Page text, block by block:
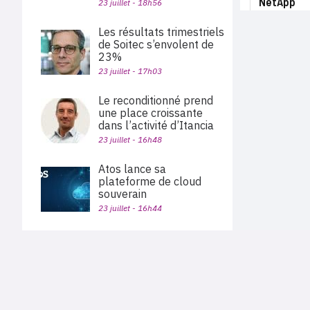
23 juillet - 18h56
Les résultats trimestriels
de Soitec s’envolent de
23%
23 juillet - 17h03
Le reconditionné prend
une place croissante
dans l’activité d’Itancia
23 juillet - 16h48
Atos lance sa
plateforme de cloud
souverain
23 juillet - 16h44